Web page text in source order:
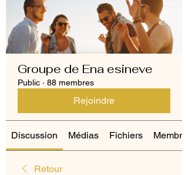
Groupe de Ena esineve
Public · 88 membres
Rejoindre
Discussion Médias Fichiers Membres
Retour